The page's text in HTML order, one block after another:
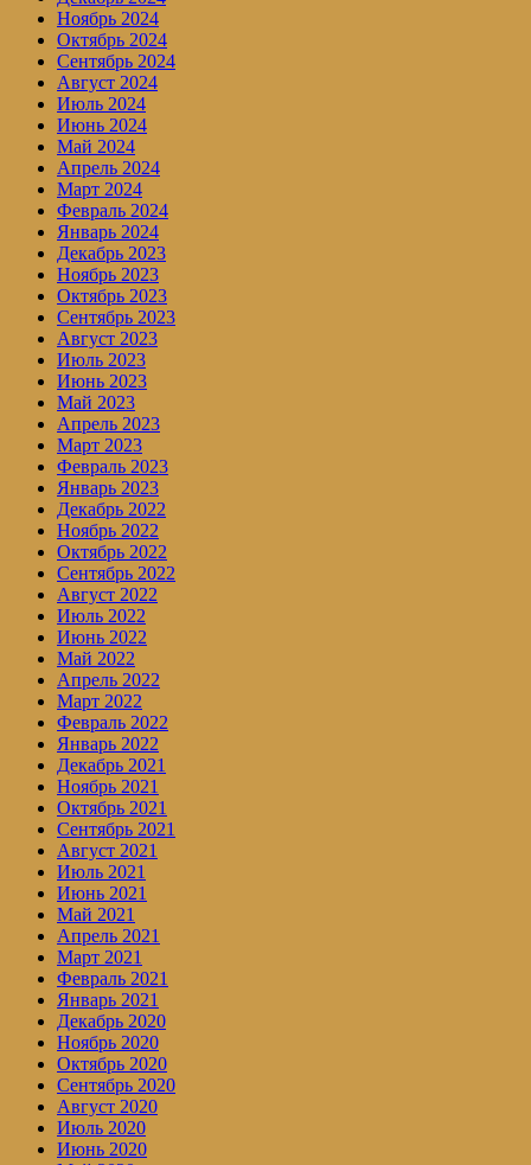
Ноябрь 2024
Октябрь 2024
Сентябрь 2024
Август 2024
Июль 2024
Июнь 2024
Май 2024
Апрель 2024
Март 2024
Февраль 2024
Январь 2024
Декабрь 2023
Ноябрь 2023
Октябрь 2023
Сентябрь 2023
Август 2023
Июль 2023
Июнь 2023
Май 2023
Апрель 2023
Март 2023
Февраль 2023
Январь 2023
Декабрь 2022
Ноябрь 2022
Октябрь 2022
Сентябрь 2022
Август 2022
Июль 2022
Июнь 2022
Май 2022
Апрель 2022
Март 2022
Февраль 2022
Январь 2022
Декабрь 2021
Ноябрь 2021
Октябрь 2021
Сентябрь 2021
Август 2021
Июль 2021
Июнь 2021
Май 2021
Апрель 2021
Март 2021
Февраль 2021
Январь 2021
Декабрь 2020
Ноябрь 2020
Октябрь 2020
Сентябрь 2020
Август 2020
Июль 2020
Июнь 2020